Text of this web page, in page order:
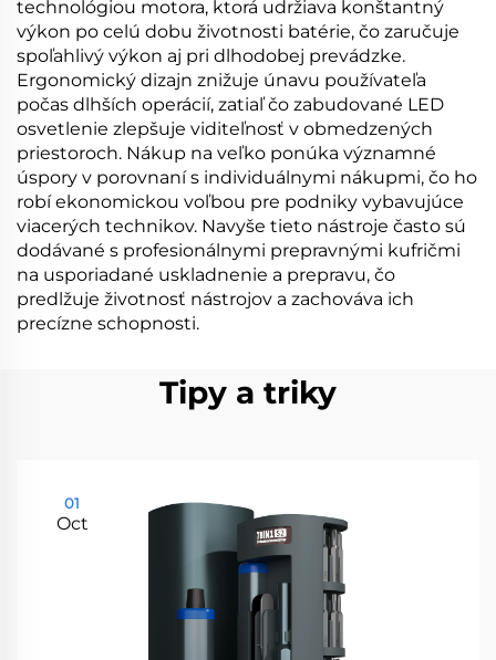
technológiou motora, ktorá udržiava konštantný
výkon po celú dobu životnosti batérie, čo zaručuje
spoľahlivý výkon aj pri dlhodobej prevádzke.
Ergonomický dizajn znižuje únavu používateľa
počas dlhších operácií, zatiaľ čo zabudované LED
osvetlenie zlepšuje viditeľnosť v obmedzených
priestoroch. Nákup na veľko ponúka významné
úspory v porovnaní s individuálnymi nákupmi, čo ho
robí ekonomickou voľbou pre podniky vybavujúce
viacerých technikov. Navyše tieto nástroje často sú
dodávané s profesionálnymi prepravnými kufričmi
na usporiadané uskladnenie a prepravu, čo
predlžuje životnosť nástrojov a zachováva ich
precízne schopnosti.
Tipy a triky
01
Oct